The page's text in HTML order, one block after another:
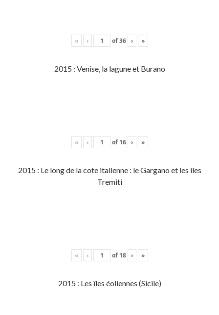
« ‹ of36 › »
2015 : Venise, la lagune et Burano
« ‹ of 16 › »
2015 : Le long de la cote italienne : le Gargano et les iles
Tremiti
« ‹ of 18 › »
2015 : Les îles éoliennes (Sicile)